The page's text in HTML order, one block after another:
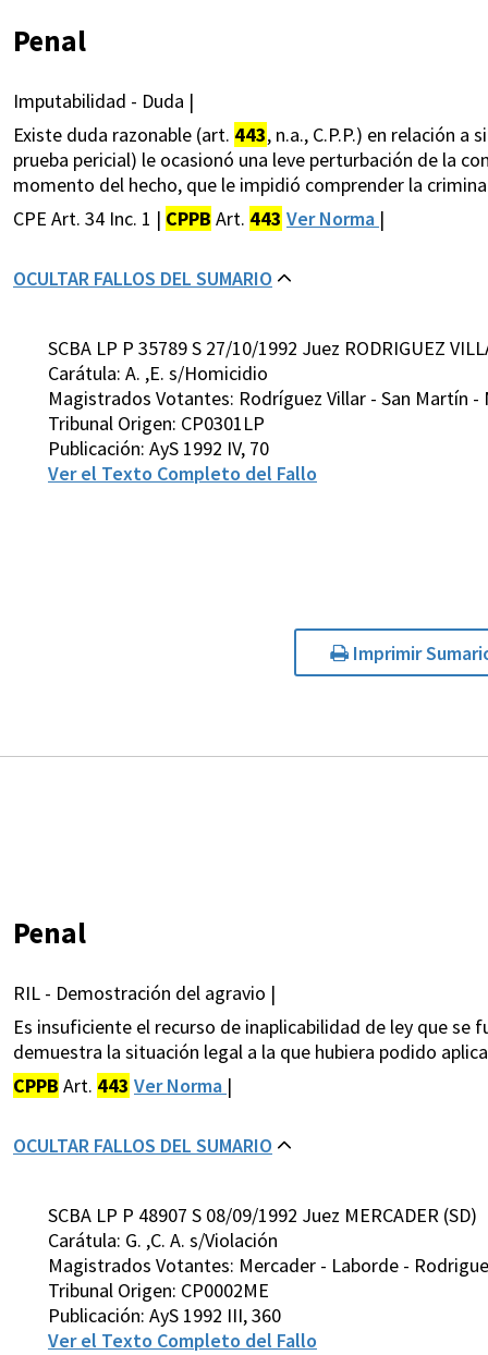
Penal
Imputabilidad - Duda |
Existe duda razonable (art. 443, n.a., C.P.P.) en relación
prueba pericial) le ocasionó una leve perturbación de la
momento del hecho, que le impidió comprender la
CPE Art. 34 Inc. 1 | CPPB Art. 443 Ver Norma |
OCULTAR FALLOS DEL SUMARIO
SCBA LP P 35789 S 27/10/1992 Juez RODRIGUEZ
Carátula: A. ,E. s/Homicidio
Magistrados Votantes: Rodríguez Villar - San Martín
Tribunal Origen: CP0301LP
Publicación: AyS 1992 IV, 70
Ver el Texto Completo del Fallo
Imprimir
Penal
RIL - Demostración del agravio |
Es insuficiente el recurso de inaplicabilidad de ley que se
demuestra la situación legal a la que hubiera podido
CPPB Art. 443 Ver Norma |
OCULTAR FALLOS DEL SUMARIO
SCBA LP P 48907 S 08/09/1992 Juez MERCADER (SD)
Carátula: G. ,C. A. s/Violación
Magistrados Votantes: Mercader - Laborde -
Tribunal Origen: CP0002ME
Publicación: AyS 1992 III, 360
Ver el Texto Completo del Fallo